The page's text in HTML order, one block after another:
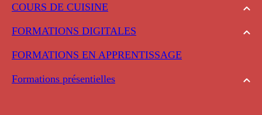
COURS DE CUISINE
FORMATIONS DIGITALES
FORMATIONS EN APPRENTISSAGE
Formations présentielles